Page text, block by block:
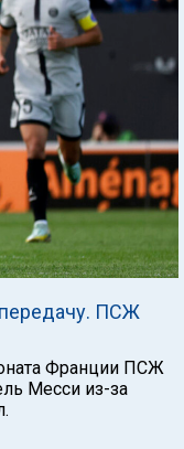
ПСЖ
Франции ПСЖ
Месси из-за